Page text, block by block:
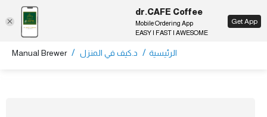
EN
الرئيسية / د.كيف في المنزل /
Manual Brewer
dr.CAFE Coffee
Mobile Ordering App
EASY | FAST | AWESOME
Get App